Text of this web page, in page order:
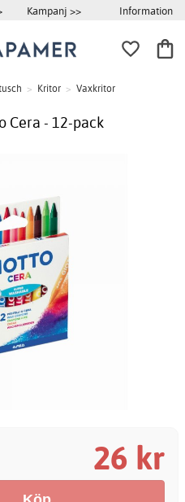
Kampanj >> Information
> Kritor > Vaxkritor
Cera - 12-pack
26 kr